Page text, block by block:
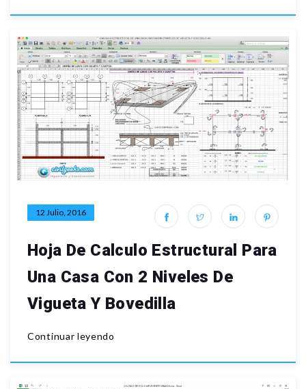
12 Julio, 2016
Hoja De Calculo Estructural Para
Una Casa Con 2 Niveles De
Vigueta Y Bovedilla
Continuar leyendo